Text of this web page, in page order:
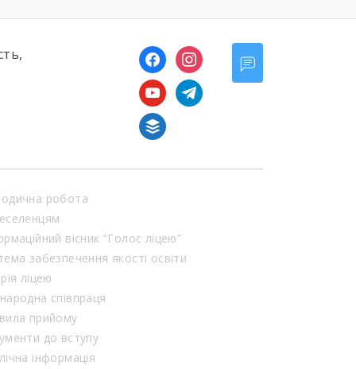
facebookinstagram
youtubetelegram
buffer
робота
вісник “Голос ліцею”
забезпечення якості освіти
ліцею
співпраця
прийому
до вступу
інформація